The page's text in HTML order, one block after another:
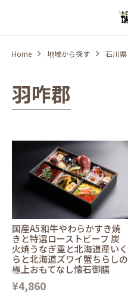
Home 地域から探す 石川県
羽咋郡
国産A5和牛やわらかすき焼
きと特選ローストビーフ 炭
火焼うなぎ重と北海道産いく
らと北海道ズワイ蟹ちらしの
極上おもてなし懐石御膳
¥4,860